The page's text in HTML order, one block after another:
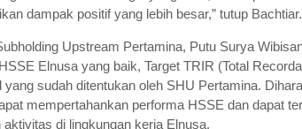
dampak positif yang lebih besar,” tutup Bachtiar.
Upstream Pertamina, Putu Surya
Elnusa yang baik, Target TRIR (Total
sudah ditentukan oleh SHU Pertamina.
mempertahankan performa HSSE dan dapat
di lingkungan kerja Elnusa.